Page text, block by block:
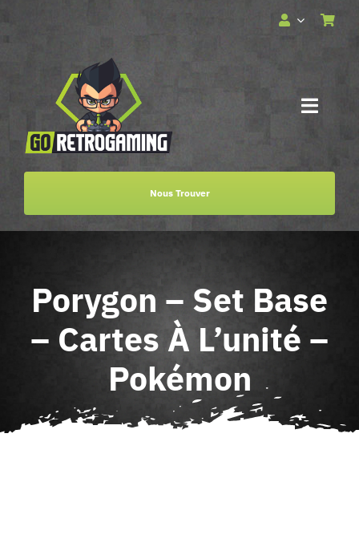
au
Toggle
Services
Billetterie
Contact
Nous Trouver
Porygon – Set Base
– Cartes À L’unité –
Pokémon